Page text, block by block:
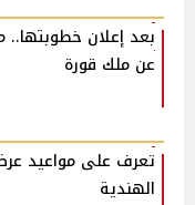
بعد إعلان خطوبتها..
عن ملك قورة
تعرف على مواعيد
الهندية